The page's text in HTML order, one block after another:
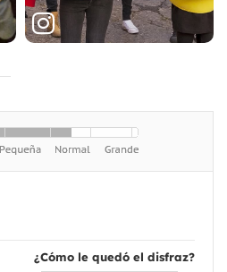
¿Cómo le quedó el disfraz?